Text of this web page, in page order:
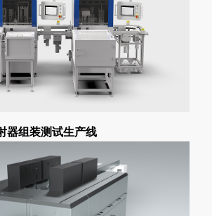
器组装测试生产线